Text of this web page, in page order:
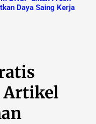
Daya Saing Kerja
Artikel